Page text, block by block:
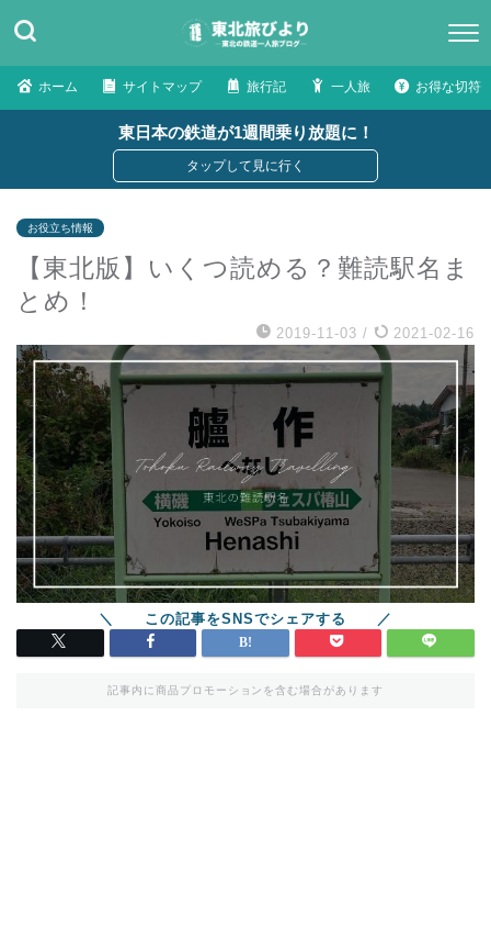
ホーム サイトマップ 旅行記 一人旅 お得な切符
東日本の鉄道が1週間乗り放題に！
お役立ち情報
【東北版】いくつ読める？難読駅名ま
とめ！
2019-11-03 / 2021-02-16
記事内に商品プロモーションを含む場合があります